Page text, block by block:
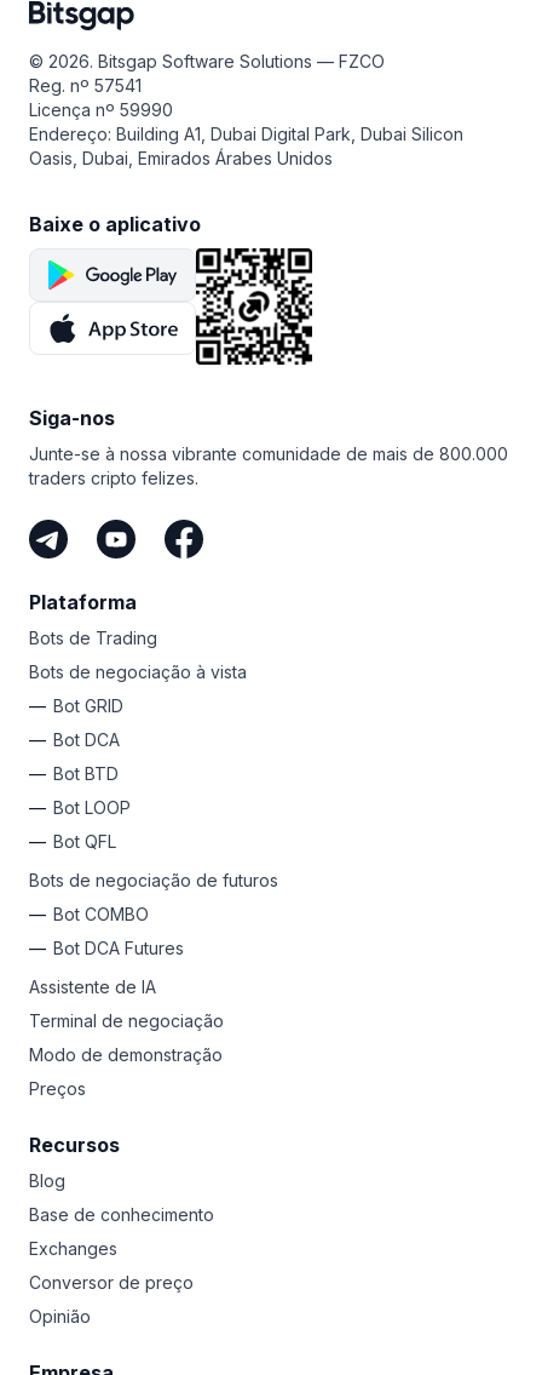
© 2026. Bitsgap Software Solutions — FZCO
Reg. nº 57541
Licença nº 59990
Endereço: Building A1, Dubai Digital Park, Dubai Silicon
Oasis, Dubai, Emirados Árabes Unidos
Baixe o aplicativo
Siga-nos
Junte-se à nossa vibrante comunidade de mais de 800.000
traders cripto felizes.
Plataforma
Bots de Trading
Bots de negociação à vista
Bot GRID
Bot DCA
Bot BTD
Bot LOOP
Bot QFL
Bots de negociação de futuros
Bot COMBO
Bot DCA Futures
Assistente de IA
Terminal de negociação
Modo de demonstração
Preços
Recursos
Blog
Base de conhecimento
Exchanges
Conversor de preço
Opinião